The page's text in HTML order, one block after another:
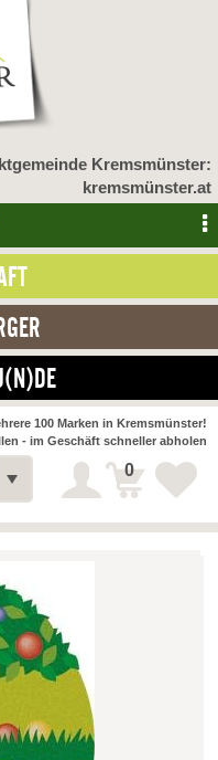
Kremsmünster:
kremsmünster.at
Alle Webseiten
100 Marken in Kremsmünster!
- im Geschäft schneller abholen
0
Detail
Detail
Detail
Detail
Detail